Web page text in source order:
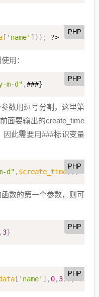
PHP
[ 'name' ] ) ) ; ?>
用：
PHP
m-d" ,###}
数用逗号分割，这里第
面要输出的create_time
此需要用###标识变量
PHP
d" , $create_time
数的第一个参数，则可
PHP
, 3}
PHP
[ 'name' ] , 0, 3)